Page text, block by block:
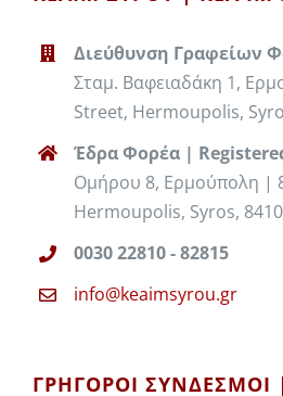
Διεύθυνση Γραφείων
Σταμ. Βαφειαδάκη 1,
Street, Hermoupolis,
Έδρα Φορέα |
Ομήρου 8, Ερμούπολη |
Hermoupolis, Syros,
0030 22810 - 82815
info@keaimsyrou.gr
ΓΡΉΓΟΡΟΙ ΣΎΝΔΕΣΜΟΙ